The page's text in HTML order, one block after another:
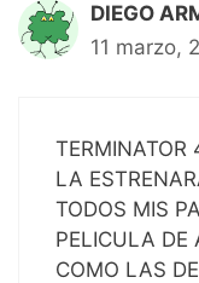
DIEGO
11 marzo,
TERMINATOR
LA
TODOS MIS
PELICULA DE
COMO LAS